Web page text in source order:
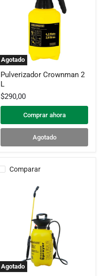
Agotado
Crownman
2
L
Pulverizador Crownman 2
L
$290,00
Comprar ahora
Agotado
Comparar
Agotado